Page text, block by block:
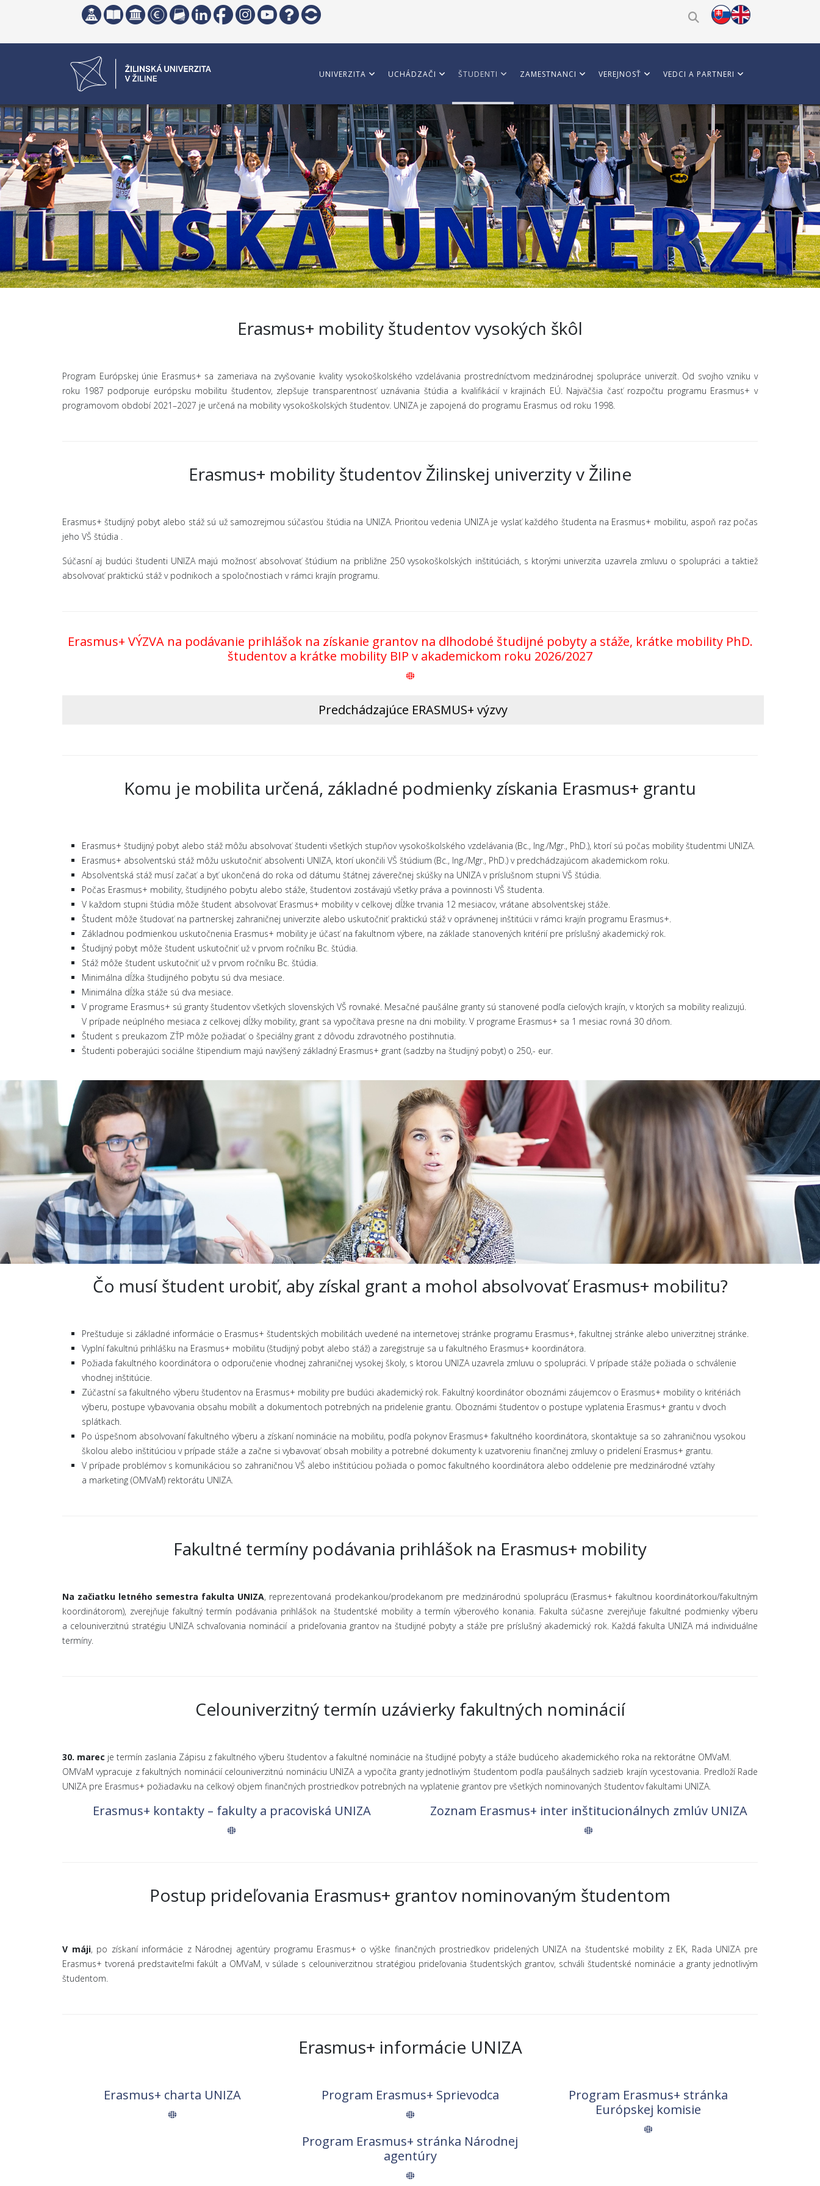
UNIVERZITA UCHÁDZAČI ŠTUDENTI ZAMESTNANCI VEREJNOSŤ VEDCI A PARTNERI
Erasmus+ mobility študentov vysokých škôl
Program Európskej únie Erasmus+ sa zameriava na zvyšovanie kvality vysokoškolského vzdelávania prostredníctvom medzinárodnej spolupráce univerzít. Od svojho vzniku v
roku 1987 podporuje európsku mobilitu študentov, zlepšuje transparentnosť uznávania štúdia a kvalifikácií v krajinách EÚ. Najväčšia časť rozpočtu programu Erasmus+ v
programovom období 2021–2027 je určená na mobility vysokoškolských študentov. UNIZA je zapojená do programu Erasmus od roku 1998.
Erasmus+ mobility študentov Žilinskej univerzity v Žiline
Erasmus+ študijný pobyt alebo stáž sú už samozrejmou súčasťou štúdia na UNIZA. Prioritou vedenia UNIZA je vyslať každého študenta na Erasmus+ mobilitu, aspoň raz počas
jeho VŠ štúdia .
Súčasní aj budúci študenti UNIZA majú možnosť absolvovať štúdium na približne 250 vysokoškolských inštitúciách, s ktorými univerzita uzavrela zmluvu o spolupráci a taktiež
absolvovať praktickú stáž v podnikoch a spoločnostiach v rámci krajín programu.
Erasmus+ VÝZVA na podávanie prihlášok na získanie grantov na dlhodobé študijné pobyty a stáže, krátke mobility PhD.
študentov a krátke mobility BIP v akademickom roku 2026/2027
Predchádzajúce ERASMUS+ výzvy
Komu je mobilita určená, základné podmienky získania Erasmus+ grantu
Erasmus+ študijný pobyt alebo stáž môžu absolvovať študenti všetkých stupňov vysokoškolského vzdelávania (Bc., Ing./Mgr., PhD.), ktorí sú počas mobility študentmi UNIZA.
Erasmus+ absolventskú stáž môžu uskutočniť absolventi UNIZA, ktorí ukončili VŠ štúdium (Bc., Ing./Mgr., PhD.) v predchádzajúcom akademickom roku.
Absolventská stáž musí začať a byť ukončená do roka od dátumu štátnej záverečnej skúšky na UNIZA v príslušnom stupni VŠ štúdia.
Počas Erasmus+ mobility, študijného pobytu alebo stáže, študentovi zostávajú všetky práva a povinnosti VŠ študenta.
V každom stupni štúdia môže študent absolvovať Erasmus+ mobility v celkovej dĺžke trvania 12 mesiacov, vrátane absolventskej stáže.
Študent môže študovať na partnerskej zahraničnej univerzite alebo uskutočniť praktickú stáž v oprávnenej inštitúcii v rámci krajín programu Erasmus+.
Základnou podmienkou uskutočnenia Erasmus+ mobility je účasť na fakultnom výbere, na základe stanovených kritérií pre príslušný akademický rok.
Študijný pobyt môže študent uskutočniť už v prvom ročníku Bc. štúdia.
Stáž môže študent uskutočniť už v prvom ročníku Bc. štúdia.
Minimálna dĺžka študijného pobytu sú dva mesiace.
Minimálna dĺžka stáže sú dva mesiace.
V programe Erasmus+ sú granty študentov všetkých slovenských VŠ rovnaké. Mesačné paušálne granty sú stanovené podľa cieľových krajín, v ktorých sa mobility realizujú.
V prípade neúplného mesiaca z celkovej dĺžky mobility, grant sa vypočítava presne na dni mobility. V programe Erasmus+ sa 1 mesiac rovná 30 dňom.
Študent s preukazom ZŤP môže požiadať o špeciálny grant z dôvodu zdravotného postihnutia.
Študenti poberajúci sociálne štipendium majú navýšený základný Erasmus+ grant (sadzby na študijný pobyt) o 250,- eur.
Čo musí študent urobiť, aby získal grant a mohol absolvovať Erasmus+ mobilitu?
Preštuduje si základné informácie o Erasmus+ študentských mobilitách uvedené na internetovej stránke programu Erasmus+, fakultnej stránke alebo univerzitnej stránke.
Vyplní fakultnú prihlášku na Erasmus+ mobilitu (študijný pobyt alebo stáž) a zaregistruje sa u fakultného Erasmus+ koordinátora.
Požiada fakultného koordinátora o odporučenie vhodnej zahraničnej vysokej školy, s ktorou UNIZA uzavrela zmluvu o spolupráci. V prípade stáže požiada o schválenie
vhodnej inštitúcie.
Zúčastní sa fakultného výberu študentov na Erasmus+ mobility pre budúci akademický rok. Fakultný koordinátor oboznámi záujemcov o Erasmus+ mobility o kritériách
výberu, postupe vybavovania obsahu mobilít a dokumentoch potrebných na pridelenie grantu. Oboznámi študentov o postupe vyplatenia Erasmus+ grantu v dvoch
splátkach.
Po úspešnom absolvovaní fakultného výberu a získaní nominácie na mobilitu, podľa pokynov Erasmus+ fakultného koordinátora, skontaktuje sa so zahraničnou vysokou
školou alebo inštitúciou v prípade stáže a začne si vybavovať obsah mobility a potrebné dokumenty k uzatvoreniu finančnej zmluvy o pridelení Erasmus+ grantu.
V prípade problémov s komunikáciou so zahraničnou VŠ alebo inštitúciou požiada o pomoc fakultného koordinátora alebo oddelenie pre medzinárodné vzťahy
a marketing (OMVaM) rektorátu UNIZA.
Fakultné termíny podávania prihlášok na Erasmus+ mobility
Na začiatku letného semestra fakulta UNIZA, reprezentovaná prodekankou/prodekanom pre medzinárodnú spoluprácu (Erasmus+ fakultnou koordinátorkou/fakultným
koordinátorom), zverejňuje fakultný termín podávania prihlášok na študentské mobility a termín výberového konania. Fakulta súčasne zverejňuje fakultné podmienky výberu
a celouniverzitnú stratégiu UNIZA schvaľovania nominácií a prideľovania grantov na študijné pobyty a stáže pre príslušný akademický rok. Každá fakulta UNIZA má individuálne
termíny.
Celouniverzitný termín uzávierky fakultných nominácií
30. marec je termín zaslania Zápisu z fakultného výberu študentov a fakultné nominácie na študijné pobyty a stáže budúceho akademického roka na rektorátne OMVaM.
OMVaM vypracuje z fakultných nominácií celouniverzitnú nomináciu UNIZA a vypočíta granty jednotlivým študentom podľa paušálnych sadzieb krajín vycestovania. Predloží Rade
UNIZA pre Erasmus+ požiadavku na celkový objem finančných prostriedkov potrebných na vyplatenie grantov pre všetkých nominovaných študentov fakultami UNIZA.
Erasmus+ kontakty – fakulty a pracoviská UNIZA Zoznam Erasmus+ inter inštitucionálnych zmlúv UNIZA
Postup prideľovania Erasmus+ grantov nominovaným študentom
V máji, po získaní informácie z Národnej agentúry programu Erasmus+ o výške finančných prostriedkov pridelených UNIZA na študentské mobility z EK, Rada UNIZA pre
Erasmus+ tvorená predstaviteľmi fakúlt a OMVaM, v súlade s celouniverzitnou stratégiou prideľovania študentských grantov, schváli študentské nominácie a granty jednotlivým
študentom.
Erasmus+ informácie UNIZA
Erasmus+ charta UNIZA Program Erasmus+ Sprievodca
Program Erasmus+ stránka Národnej
agentúry
Program Erasmus+ stránka
Európskej komisie